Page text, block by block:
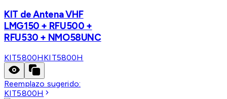
KIT de Antena VHF
LMG150 + RFU500 +
RFU530 + NMO58UNC
KIT5800HKIT5800H
Reemplazo sugerido:
KIT5800H